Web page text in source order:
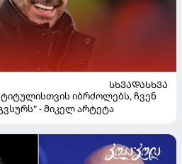
ᲡᲮᲕᲐᲓᲐᲡᲮᲕᲐ
იბრძოლებს, ჩვენ
- მიკელ არტეტა